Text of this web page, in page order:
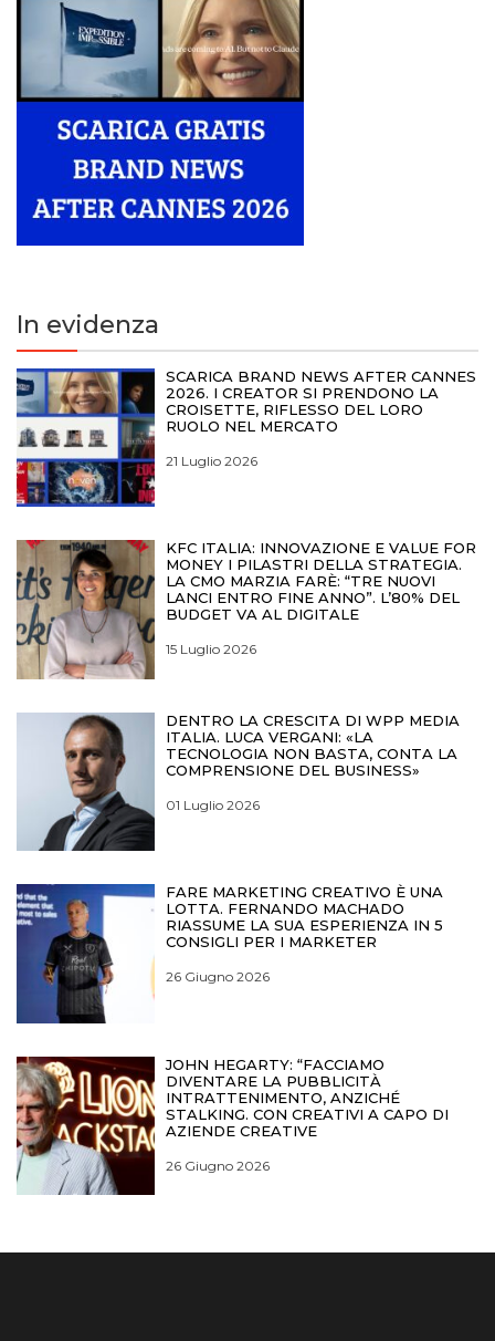
In evidenza
SCARICA BRAND NEWS AFTER CANNES
2026. I CREATOR SI PRENDONO LA
CROISETTE, RIFLESSO DEL LORO
RUOLO NEL MERCATO
21 Luglio 2026
KFC ITALIA: INNOVAZIONE E VALUE FOR
MONEY I PILASTRI DELLA STRATEGIA.
LA CMO MARZIA FARÈ: “TRE NUOVI
LANCI ENTRO FINE ANNO”. L’80% DEL
BUDGET VA AL DIGITALE
15 Luglio 2026
DENTRO LA CRESCITA DI WPP MEDIA
ITALIA. LUCA VERGANI: «LA
TECNOLOGIA NON BASTA, CONTA LA
COMPRENSIONE DEL BUSINESS»
01 Luglio 2026
FARE MARKETING CREATIVO È UNA
LOTTA. FERNANDO MACHADO
RIASSUME LA SUA ESPERIENZA IN 5
CONSIGLI PER I MARKETER
26 Giugno 2026
JOHN HEGARTY: “FACCIAMO
DIVENTARE LA PUBBLICITÀ
INTRATTENIMENTO, ANZICHÉ
STALKING. CON CREATIVI A CAPO DI
AZIENDE CREATIVE
26 Giugno 2026